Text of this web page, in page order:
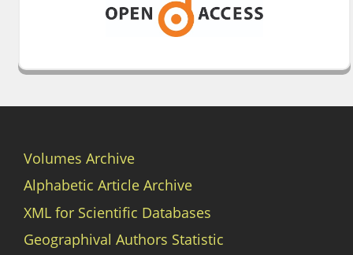
Volumes Archive
Alphabetic Article Archive
XML for Scientific Databases
Geographival Authors Statistic